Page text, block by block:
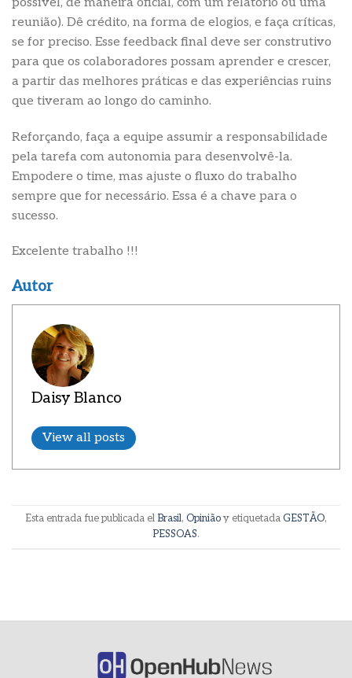
reunião). Dê crédito, na forma de elogios, e faça críticas,
se for preciso. Esse feedback final deve ser construtivo
para que os colaboradores possam aprender e crescer,
a partir das melhores práticas e das experiências ruins
que tiveram ao longo do caminho.
Reforçando, faça a equipe assumir a responsabilidade
pela tarefa com autonomia para desenvolvê-la.
Empodere o time, mas ajuste o fluxo do trabalho
sempre que for necessário. Essa é a chave para o
sucesso.
Excelente trabalho !!!
Autor
Daisy Blanco
View all posts
Esta entrada fue publicada el Brasil, Opiniãoy etiquetadaGESTÃO,
PESSOAS.